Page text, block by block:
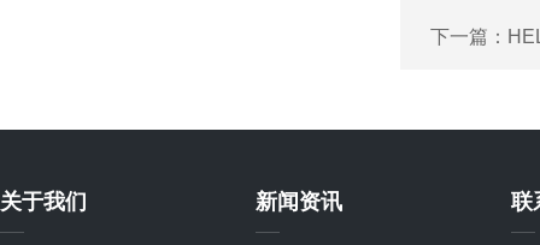
下一篇：
关于我们 新闻资讯 联